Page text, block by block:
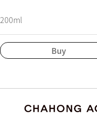
200ml
Buy